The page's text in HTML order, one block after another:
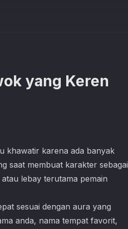
yang Keren
khawatir karena ada banyak
saat membuat karakter sebagai
lebay terutama pemain
sesuai dengan aura yang
anda, nama tempat favorit,